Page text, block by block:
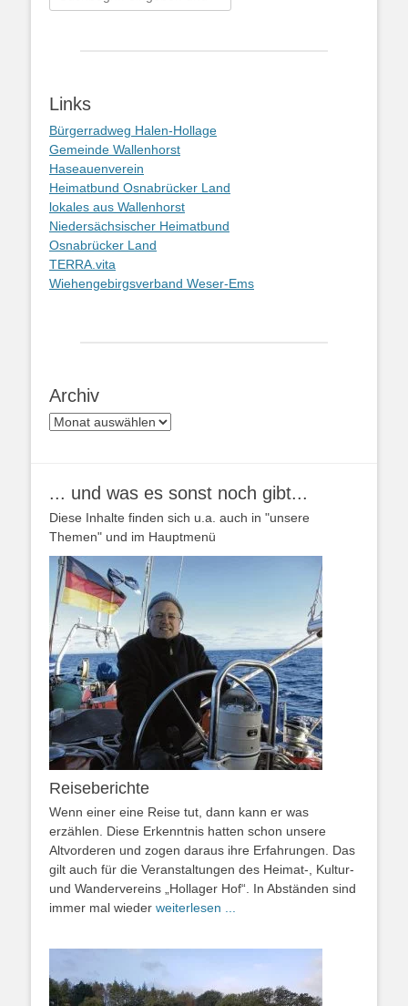
nach:
Links
Bürgerradweg Halen-Hollage
Gemeinde Wallenhorst
Haseauenverein
Heimatbund Osnabrücker Land
lokales aus Wallenhorst
Niedersächsischer Heimatbund
Osnabrücker Land
TERRA.vita
Wiehengebirgsverband Weser-Ems
Archiv
Archiv
... und was es sonst noch gibt...
Diese Inhalte finden sich u.a. auch in "unsere
Themen" und im Hauptmenü
Reiseberichte
Wenn einer eine Reise tut, dann kann er was
erzählen. Diese Erkenntnis hatten schon unsere
Altvorderen und zogen daraus ihre Erfahrungen. Das
gilt auch für die Veranstaltungen des Heimat-, Kultur-
und Wandervereins „Hollager Hof“. In Abständen sind
immer mal wieder weiterlesen ...